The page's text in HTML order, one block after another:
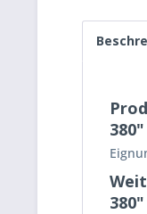
380"
380"